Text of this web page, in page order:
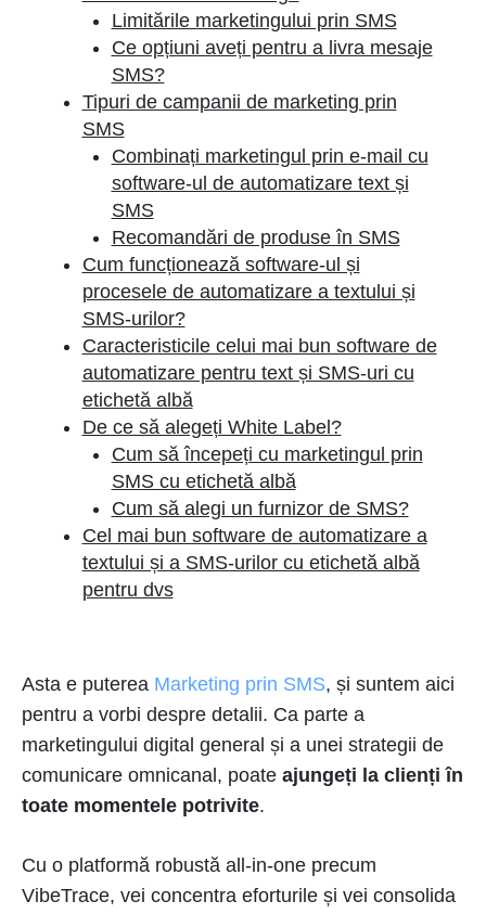
Limitările marketingului prin SMS
Ce opțiuni aveți pentru a livra mesaje
SMS?
Tipuri de campanii de marketing prin
SMS
Combinați marketingul prin e-mail cu
software-ul de automatizare text și
SMS
Recomandări de produse în SMS
Cum funcționează software-ul și
procesele de automatizare a textului și
SMS-urilor?
Caracteristicile celui mai bun software de
automatizare pentru text și SMS-uri cu
etichetă albă
De ce să alegeți White Label?
Cum să începeți cu marketingul prin
SMS cu etichetă albă
Cum să alegi un furnizor de SMS?
Cel mai bun software de automatizare a
textului și a SMS-urilor cu etichetă albă
pentru dvs
Asta e puterea Marketing prin SMS, și suntem aici
pentru a vorbi despre detalii. Ca parte a
marketingului digital general și a unei strategii de
comunicare omnicanal, poate ajungeți la clienți în
toate momentele potrivite.
Cu o platformă robustă all-in-one precum
VibeTrace, vei concentra eforturile și vei consolida